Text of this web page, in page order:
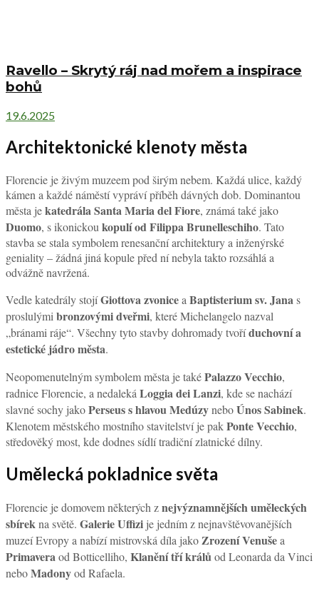
Ravello – Skrytý ráj nad mořem a inspirace
bohů
19.6.2025
Architektonické klenoty města
Florencie je živým muzeem pod širým nebem. Každá ulice, každý
kámen a každé náměstí vypráví příběh dávných dob. Dominantou
města jekatedrála Santa Maria del Fiore, známá také jako
Duomo, s ikonickou kopulí od Filippa Brunelleschiho. Tato
stavba se stala symbolem renesanční architektury a inženýrské
geniality – žádná jiná kopule před ní nebyla takto rozsáhlá a
odvážně navržená.
Vedle katedrály stojíGiottova zvonicea Baptisterium sv. Janas
proslulými bronzo­vými dveřmi, které Michelangelo nazval
„bránami ráje“. Všechny tyto stavby dohromady tvoříduchovní a
estetické jádro města.
Neopomenutelným symbolem města je takéPalazzo Vecchio,
radnice Florencie, a nedaleká Loggia dei Lanzi, kde se nachází
slavné sochy jakoPerseus s hlavou MedúzyneboÚnos Sabinek.
Klenotem městského mostního stavitelství je pakPonte Vecchio,
středověký most, kde dodnes sídlí tradiční zlatnické dílny.
Umělecká pokladnice světa
Florencie je domovem některých znejvýznamnějších uměleckých
sbírek na světě. Galerie Uffizi je jedním z nejnavštěvovanějších
muzeí Evropy a nabízí mistrovská díla jako Zrození Venušea
Primavera od Botticelliho, Klanění tří králů od Leonarda da Vinci
neboMadonyod Rafaela.